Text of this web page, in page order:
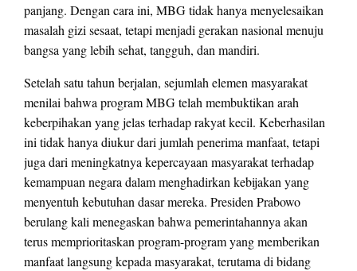
panjang. Dengan cara ini, MBG tidak hanya menyelesaikan
masalah gizi sesaat, tetapi menjadi gerakan nasional menuju
bangsa yang lebih sehat, tangguh, dan mandiri.
Setelah satu tahun berjalan, sejumlah elemen masyarakat
menilai bahwa program MBG telah membuktikan arah
keberpihakan yang jelas terhadap rakyat kecil. Keberhasilan
ini tidak hanya diukur dari jumlah penerima manfaat, tetapi
juga dari meningkatnya kepercayaan masyarakat terhadap
kemampuan negara dalam menghadirkan kebijakan yang
menyentuh kebutuhan dasar mereka. Presiden Prabowo
berulang kali menegaskan bahwa pemerintahannya akan
terus memprioritaskan program-program yang memberikan
manfaat langsung kepada masyarakat, terutama di bidang